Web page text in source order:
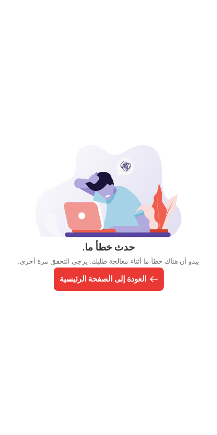
حدث خطأ ما.
يبدو أن هناك خطأ ما أثناء معالجة طلبك. يرجى التحقق مرة أخرى.
العودة إلى الصفحة الرئيسية